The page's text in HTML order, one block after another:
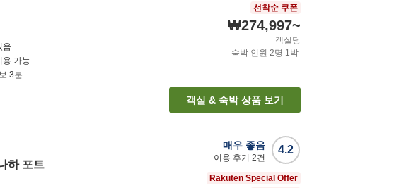
음
용 가능
3분
선착순 쿠폰
₩274,997~
객실당
숙박 인원 2명 1박
객실 & 숙박 상품 보기
하 포트
4.2
매우 좋음
이용 후기 2건
Rakuten Special Offer